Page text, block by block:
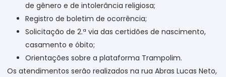
de gênero e de intolerância religiosa;
Registro de boletim de ocorrência;
Solicitação de 2.ª via das certidões de nascimento,
casamento e óbito;
Orientações sobre a plataforma Trampolim.
Os atendimentos serão realizados na rua Abras Lucas Neto,